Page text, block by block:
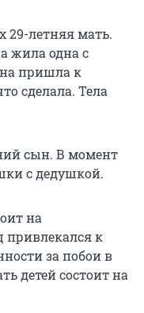
29-летняя мать.
жила одна с
пришла к
сделала. Тела
сын. В момент
с дедушкой.
на
привлекался к
за побои в
детей состоит на